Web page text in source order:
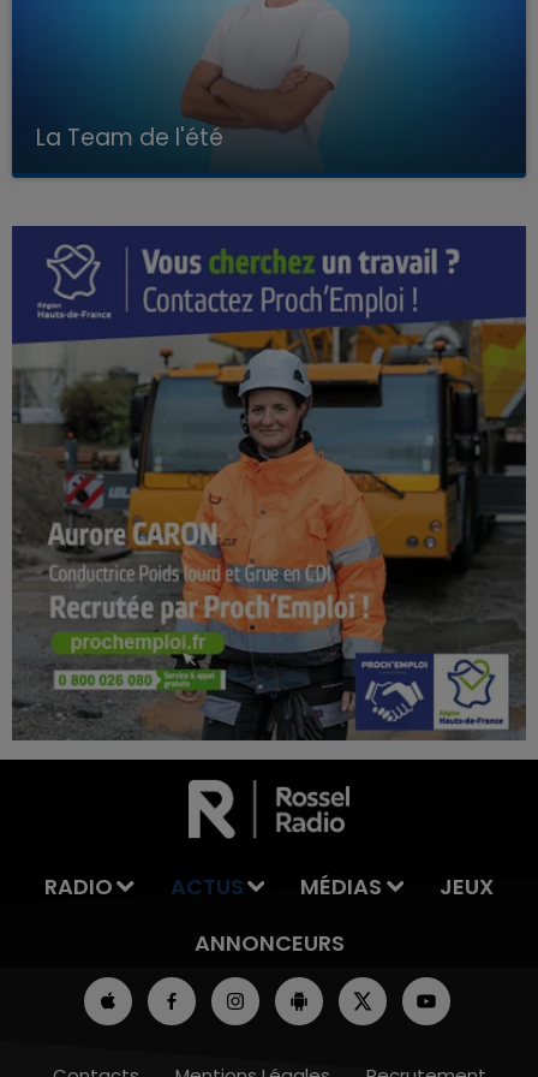
LA TEAM DU WEEK-END
La Team de l'été
Avec Kenny
RADIO ACTUS MÉDIAS
JEUX
ANNONCEURS